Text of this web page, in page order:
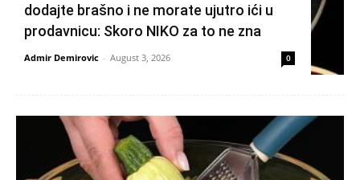
dodajte brašno i ne morate ujutro ići u
prodavnicu: Skoro NIKO za to ne zna
Admir Demirovic - August 3, 2026 0